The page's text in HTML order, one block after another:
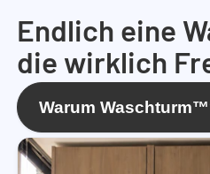
Endlich eine
die wirklich
Warum